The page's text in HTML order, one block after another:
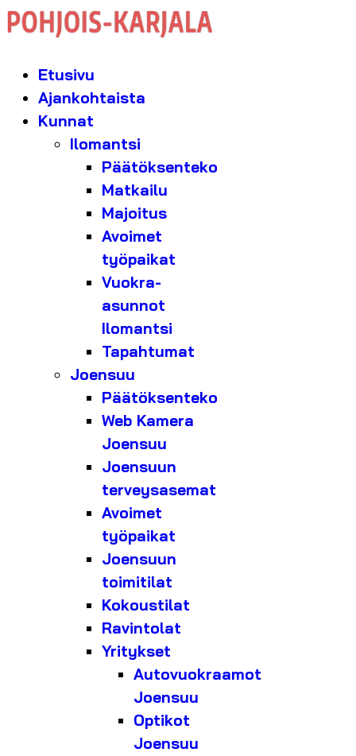
Etusivu
Ajankohtaista
Kunnat
Ilomantsi
Päätöksenteko
Matkailu
Majoitus
Avoimet
työpaikat
Vuokra-
asunnot
Ilomantsi
Tapahtumat
Joensuu
Päätöksenteko
Web Kamera
Joensuu
Joensuun
terveysasemat
Avoimet
työpaikat
Joensuun
toimitilat
Kokoustilat
Ravintolat
Yritykset
Autovuokraamot
Joensuu
Optikot
Joensuu